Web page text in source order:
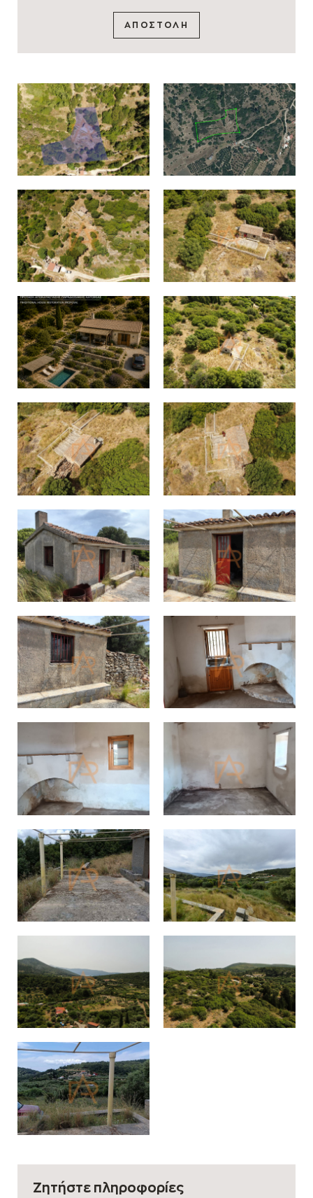
ΑΠΟΣΤΟΛΗ
Ζητήστε πληροφορίες